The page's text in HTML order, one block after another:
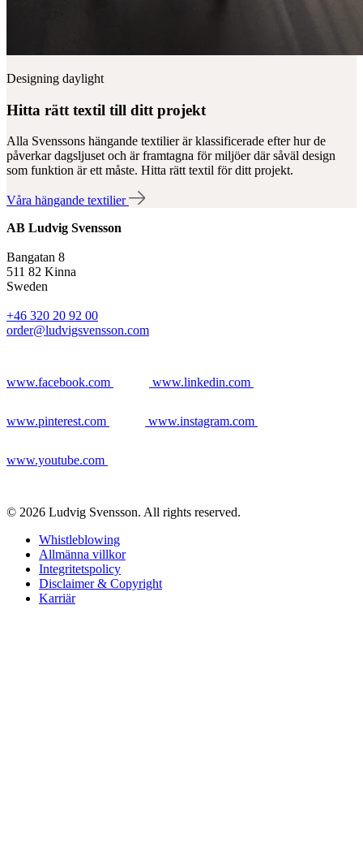
Designing daylight
Hitta rätt textil till ditt projekt
Alla Svenssons hängande textilier är klassificerade efter hur de
påverkar dagsljuset och är framtagna för miljöer där såväl design
som funktion är ett måste. Hitta rätt textil för ditt projekt.
Våra hängande textilier
AB Ludvig Svensson
Bangatan 8
511 82 Kinna
Sweden
+46 320 20 92 00
order@ludvigsvensson.com
www.facebook.com www.linkedin.com
www.pinterest.com www.instagram.com
www.youtube.com
© 2026 Ludvig Svensson. All rights reserved.
Whistleblowing
Allmänna villkor
Integritetspolicy
Disclaimer & Copyright
Karriär